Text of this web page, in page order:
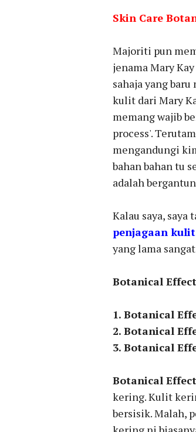
Skin Care
Majoriti pun
jenama Mary
sahaja yang
kulit dari Mary
memang wajib
process'.
mengandungi
bahan bahan tu
adalah
Kalau saya, saya
penjagaan kulit
yang lama
Botanical
1. Botanical
2. Botanical
3. Botanical
Botanical
kering. Kulit
bersisik. Malah,